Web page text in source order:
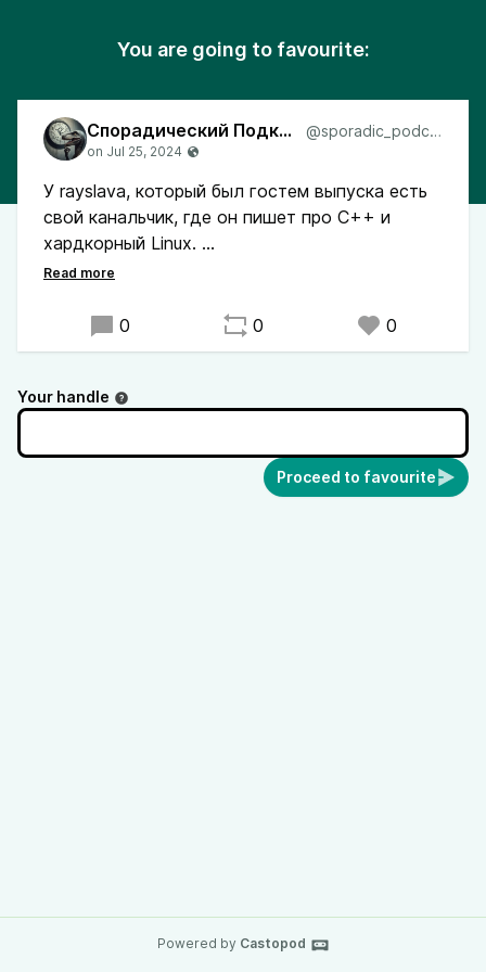
You are going to favourite:
Спорадический Подкаст @sporadic_podcast
У rayslava, который был гостем выпуска есть
свой канальчик, где он пишет про C++ и
хардкорный Linux.
k8s, конференции по C++ и ковыряния Rust -
можете подписываться. Там тяжёлый
Ну и в феди он тоже есть:
0 0 0
Your handle
Proceed to favourite
Powered by Castopod